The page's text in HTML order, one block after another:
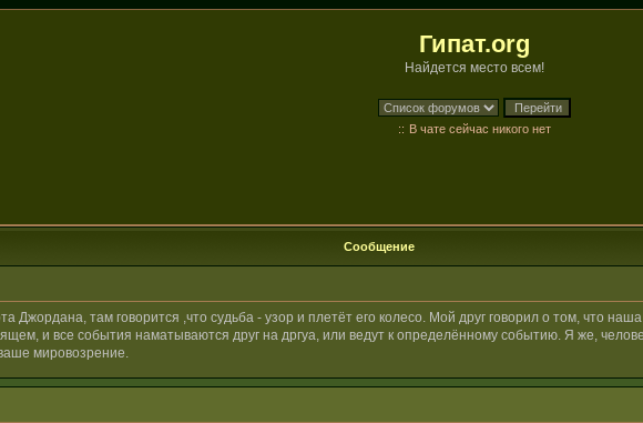
Гипат.org
Найдется место всем!
:: В чате сейчас никого нет
Сообщение
Джордана, там говорится ,что судьба - узор и плетёт его колесо. Мой друг говорил о том, что
и все события наматываются друг на дргуа, или ведут к определённому событию. Я же,
мировозрение.